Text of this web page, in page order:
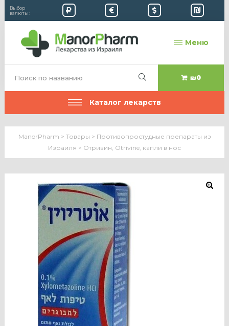
Выбор
валюты:
Меню
₪0
Каталог лекарств
ManorPharm > Товары > Противопростудные препараты из
Израиля > Отривин, Otrivine, капли в нос